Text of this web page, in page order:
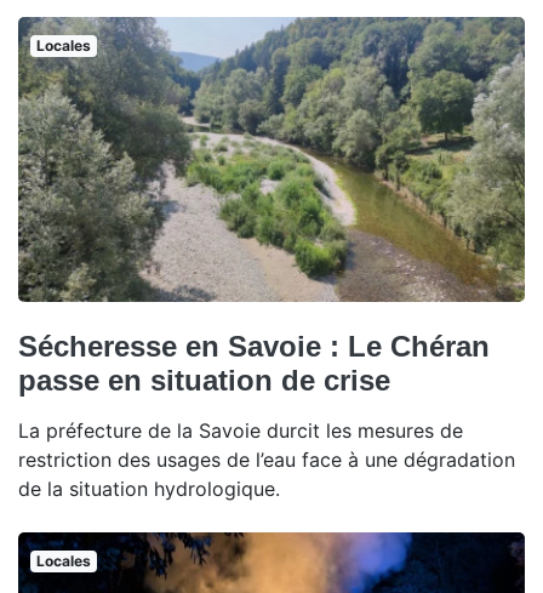
Locales
Sécheresse en Savoie : Le Chéran
passe en situation de crise
La préfecture de la Savoie durcit les mesures de
restriction des usages de l’eau face à une dégradation
de la situation hydrologique.
Locales